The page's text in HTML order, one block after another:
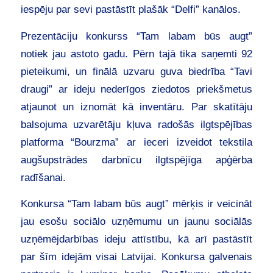
iespēju par sevi pastāstīt plašāk “Delfi” kanālos.
Prezentāciju konkurss “Tam labam būs augt”
notiek jau astoto gadu. Pērn tajā tika saņemti 92
pieteikumi, un finālā uzvaru guva biedrība “Tavi
draugi” ar ideju nederīgos ziedotos priekšmetus
atjaunot un iznomāt kā inventāru. Par skatītāju
balsojuma uzvarētāju kļuva radošās ilgtspējības
platforma “Bourzma” ar ieceri izveidot tekstila
augšupstrādes darbnīcu ilgtspējīga apģērba
radīšanai.
Konkursa “Tam labam būs augt” mērķis ir veicināt
jau esošu sociālo uzņēmumu un jaunu sociālās
uzņēmējdarbības ideju attīstību, kā arī pastāstīt
par šīm idejām visai Latvijai. Konkursa galvenais